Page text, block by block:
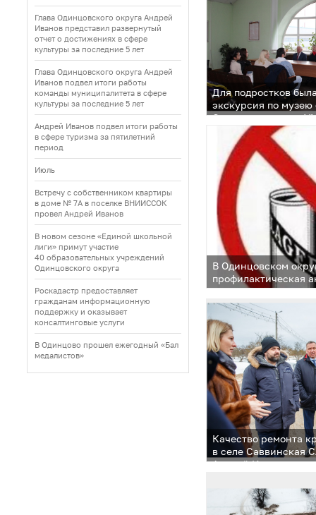
Глава Одинцовского округа Андрей
Иванов представил развернутый
отчет о достижениях в сфере
культуры за последние 5 лет
Глава Одинцовского округа Андрей
Иванов подвел итоги работы
команды муниципалитета в сфере
культуры за последние 5 лет
Андрей Иванов подвел итоги работы
в сфере туризма за пятилетний
период
Июль
Встречу с собственником квартиры
в доме № 7А в поселке ВНИИССОК
провел Андрей Иванов
В новом сезоне «Единой школьной
лиги» примут участие
40 образовательных учреждений
Одинцовского округа
Роскадастр предоставляет
гражданам информационную
поддержку и оказывает
консалтинговые услуги
В Одинцово прошел ежегодный «Бал
медалистов»
Для подростков
экскурсия по музею
Совета ветеранов
В Одинцовском
профилактическая
алкоголь»
Качество ремонта
в селе Саввинская
Андрей Иванов